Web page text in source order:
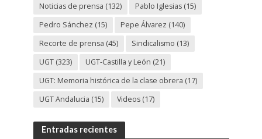
Noticias de prensa (132) Pablo Iglesias(15)
Pedro Sánchez (15) Pepe Álvarez (140)
Recorte de prensa (45) Sindicalismo (13)
UGT(323) UGT-Castilla y León (21)
UGT: Memoria histórica de la clase obrera (17)
UGT Andalucia (15) Videos(17)
Entradas recientes